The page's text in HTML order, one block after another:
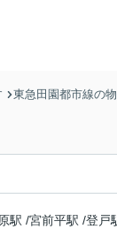
東急田園都市線の
駅 /宮前平駅 /登戸